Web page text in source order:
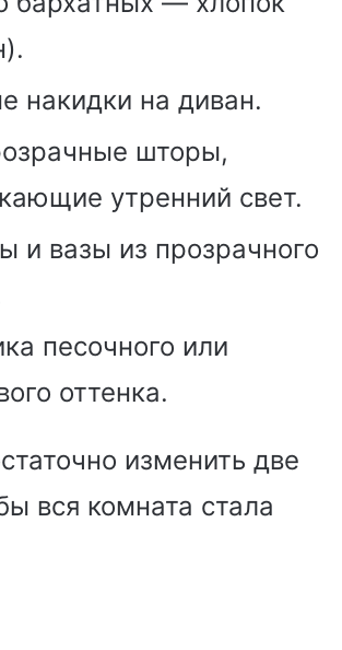
накидки на диван.
шторы,
утренний свет.
и вазы из прозрачного
песочного или
оттенка.
изменить две
вся комната стала